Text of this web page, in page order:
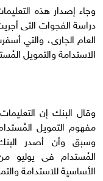
وجاء إصدار هذه
دراسة الفجوات التى
العام الجارى، والتي
الاستدامة والتمويل
وقال البنك إن
مفهوم التمويل
وسبق وأن أصدر البنك
المُستدام فى يوليو
الأساسية للاستدامة